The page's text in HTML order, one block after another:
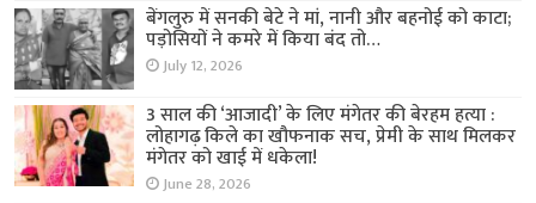
बेंगलुरु में सनकी बेटे ने मां, नानी और बहनोई को काटा;
पड़ोसियों ने कमरे में किया बंद तो…
July 12, 2026
3 साल की ‘आजादी’ के लिए मंगेतर की बेरहम हत्या :
लोहागढ़ किले का खौफनाक सच, प्रेमी के साथ मिलकर
मंगेतर को खाई में धकेला!
June 28, 2026